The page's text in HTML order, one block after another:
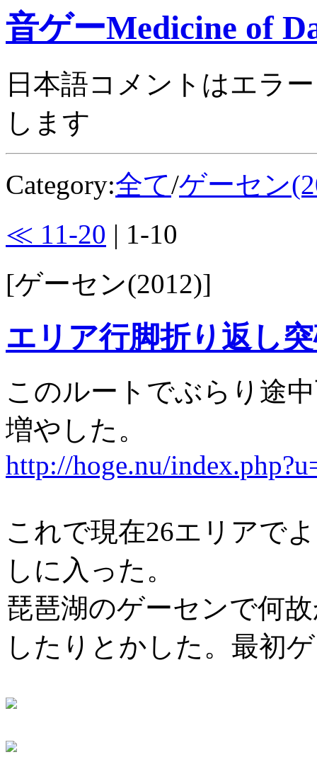
音ゲーMedicine of
日本語コメントはエラ
します
Category:全て/ゲーセン
≪ 11-20 | 1-10
[ゲーセン(2012)]
エリア行脚折り返し
このルートでぶらり途
増やした。
http://hoge.nu/
これで現在26エリアで
しに入った。
琵琶湖のゲーセンで何
したりとかした。最初